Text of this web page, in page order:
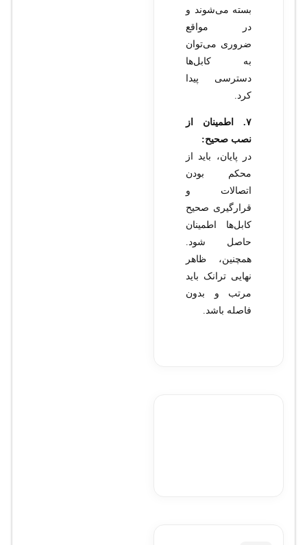
بسته می‌شوند و
در مواقع
ضروری می‌توان
به کابل‌ها
دسترسی پیدا
کرد.
۷. اطمینان از
نصب صحیح:
در پایان، باید از
محکم بودن
اتصالات و
قرارگیری صحیح
کابل‌ها اطمینان
حاصل شود.
همچنین، ظاهر
نهایی ترانک باید
مرتب و بدون
فاصله باشد.